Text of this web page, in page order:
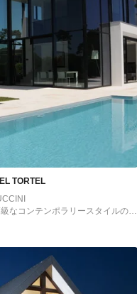
TORTEL
なコンテンポラリースタイルのお